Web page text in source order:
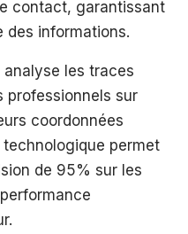
contact, garantissant
des informations.
les traces
professionnels sur
coordonnées
permet
de 95% sur les